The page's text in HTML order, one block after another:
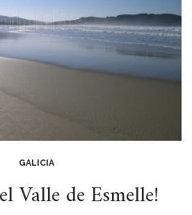
GALICIA
Valle de Esmelle!